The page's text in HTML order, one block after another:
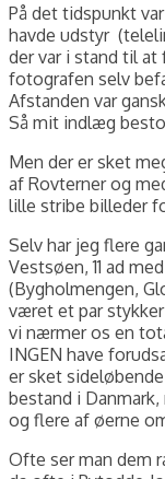
På det tidspunkt
havde udstyr
der var i stand til
fotografen selv
Afstanden var
Så mit indlæg
Men der er sket
af Rovterner og
lille stribe billeder
Selv har jeg flere
Vestsøen, 11 ad
(Bygholmengen,
været et par
vi nærmer os en
INGEN have
er sket
bestand i
og flere af øerne
Ofte ser man dem